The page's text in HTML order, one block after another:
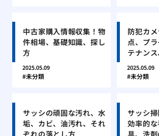
中古家購入情報収集！物
件相場、基礎知識、探し
方
2025.05.09
未分類
防犯カ
点、プ
テナン
2025.05.09
未分類
サッシの頑固な汚れ、水
垢、カビ、油汚れ、それ
ぞれの落とし方
サッシ掃
効率的
具、洗